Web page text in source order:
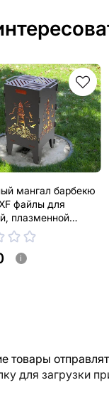
мангал барбекю
файлы для
плазменной
гриль
i
для загрузки